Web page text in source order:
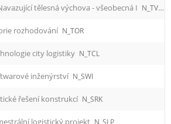
tělesná výchova - všeobecná I N_TVU_1
rozhodování N_TOR
city logistiky N_TCL
inženýrství N_SWI
řešení konstrukcí N_SRK